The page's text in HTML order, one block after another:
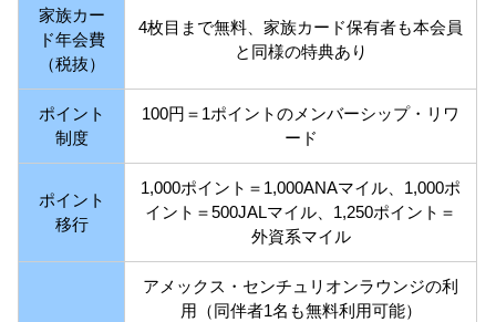
家族カー
ド年会費
（税抜）
4枚目まで無料、家族カード保有者も本会員
と同様の特典あり
ポイント
制度
100円＝1ポイントのメンバーシップ・リワ
ード
ポイント
移行
1,000ポイント＝1,000ANAマイル、1,000ポ
イント＝500JALマイル、1,250ポイント＝
外資系マイル
アメックス・センチュリオンラウンジの利
用（同伴者1名も無料利用可能）